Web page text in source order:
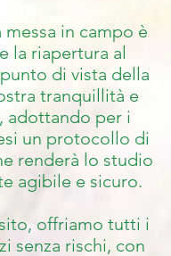
messa in campo è
la riapertura al
di vista della
tranquillità e
adottando per i
un protocollo di
renderà lo studio
agibile e sicuro.
offriamo tutti i
senza rischi, con